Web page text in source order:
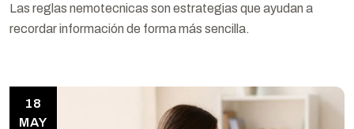
Las reglas nemotecnicas son estrategias que ayudan a
recordar información de forma más sencilla.
18
MAY